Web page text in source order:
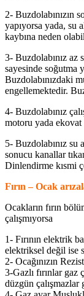
2- Buzdolabınızın
yapıyorsa yada, su
kaybına neden
3- Buzdolabınız az
sayesinde soğutma
Buzdolabınızdaki
engellemektedir.
4- Buzdolabınız
motoru yada ekovat
5- Buzdolabınız su
sonucu kanallar
Dinlendirme kısmi
Fırın – Ocak
Ocakların fırın
çalışmıyorsa
1- Fırının elektrik
elektriksel değil ise
2- Ocağınızın
3-Gazlı fırınlar gaz
düzgün